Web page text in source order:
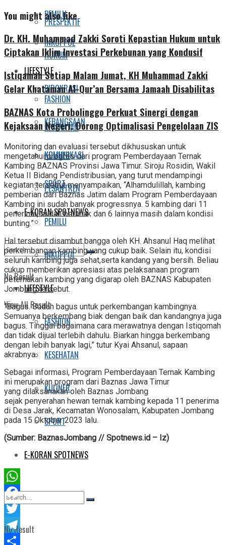
PEMILU
INKOPPOL
LIFESTYLE
FASHION
KESEHATAN
KULINER
SPORT
E-KORAN SPOTNEWS
No Result
View All Result
PRESPEKTIF
HUKUM
BIROKRASI
KEBANGSAAN
KOMUNIKASI
PESANTREN
PEMILU
INKOPPOL
LIFESTYLE
FASHION
KESEHATAN
KULINER
SPORT
E-KORAN SPOTNEWS
No Result
You might also like
Dr. KH. Muhammad Zakki Soroti Kepastian Hukum untuk
Ciptakan Iklim Investasi Perkebunan yang Kondusif
Istiqamah Setiap Malam Jumat, KH Muhammad Zakki
Gelar Khataman Al-Qur’an Bersama Jamaah Disabilitas
BAZNAS Kota Probolinggo Perkuat Sinergi dengan
Kejaksaan Negeri, Dorong Optimalisasi Pengelolaan ZIS
Monitoring dan evaluasi tersebut dikhususkan untuk
mengetahui progres dari program Pemberdayaan Ternak
Kambing BAZNAS Provinsi Jawa Timur. Siroju Rosidin, Wakil
Ketua II Bidang Pendistribusian, yang turut mendampingi
kegiatan tersebut menyampaikan, “Alhamdulillah, kambing
pemberian dari Baznas Jatim dalam Program Pemberdayaan
Kambing ini sudah banyak progressnya. 5 kambing dari 11
penerima, sudah beranak dan 6 lainnya masih dalam kondisi
bunting.”
Hal tersebut disambut bangga oleh KH. Ahsanul Haq melihat
perkembangan kambing yang cukup baik. Selain itu, kondisi
seluruh kambing juga sehat,serta kandang yang bersih. Beliau
cukup memberikan apresiasi atas pelaksanaan program
peternakan kambing yang digarap oleh BAZNAS Kabupaten
Jombang tersebut.
“Bagus. Sudah bagus untuk perkembangan kambingnya.
Semuanya berkembang biak dengan baik dan kandangnya juga
bagus. Tinggal bagaimana cara merawatnya dengan Istiqomah
dan tidak dijual terlebih dahulu. Biarkan hingga berkembang
dengan lebih banyak lagi,” tutur Kyai Ahsanul, sapaan
akrabnya.
Sebagai informasi, Program Pemberdayaan Ternak Kambing
ini merupakan program dari Baznas Jawa Timur
yang dilaksanakan oleh Baznas Jombang
sejak penyerahan hewan ternak kambing kepada 11 penerima
di Desa Jarak, Kecamatan Wonosalam, Kabupaten Jombang
pada 15 Oktober 2023 lalu.
(Sumber: BaznasJombang // Spotnews.id – Iz)
WhatsApp
Facebook
Twitter
Telegram